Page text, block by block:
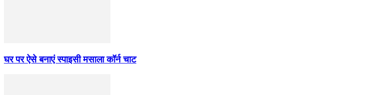
घर पर ऐसे बनाएं स्पाइसी मसाला कॉर्न चाट